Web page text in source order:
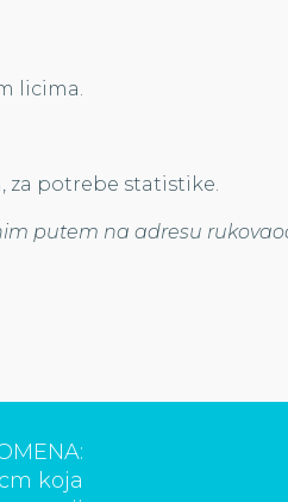
licima.
za potrebe statistike.
putem na adresu
koja